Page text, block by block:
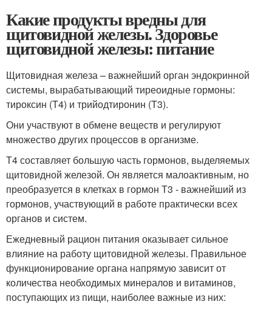
Какие продукты вредны для
щитовидной железы. Здоровье
щитовидной железы: питание
Щитовидная железа – важнейший орган эндокринной
системы, вырабатывающий тиреоидные гормоны:
тироксин (T4) и трийодтиронин (T3).
Они участвуют в обмене веществ и регулируют
множество других процессов в организме.
Т4 составляет большую часть гормонов, выделяемых
щитовидной железой. Он является малоактивным, но
преобразуется в клетках в гормон Т3 - важнейший из
гормонов, участвующий в работе практически всех
органов и систем.
Ежедневный рацион питания оказывает сильное
влияние на работу щитовидной железы. Правильное
функционирование органа напрямую зависит от
количества необходимых минералов и витаминов,
поступающих из пищи, наиболее важные из них: